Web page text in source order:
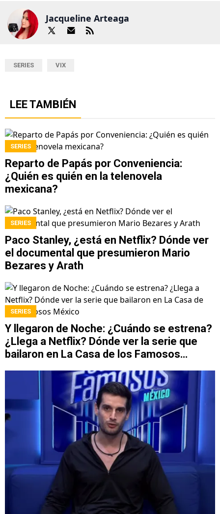
Jacqueline Arteaga
SERIES VIX
LEE TAMBIÉN
SERIES
Reparto de Papás por Conveniencia:
¿Quién es quién en la telenovela
mexicana?
SERIES
Paco Stanley, ¿está en Netflix? Dónde ver
el documental que presumieron Mario
Bezares y Arath
SERIES
Y llegaron de Noche: ¿Cuándo se estrena?
¿Llega a Netflix? Dónde ver la serie que
bailaron en La Casa de los Famosos